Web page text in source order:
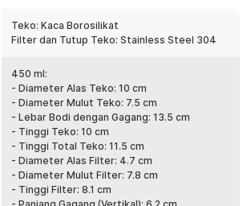
menjadikannya bukan hanya alat minum, tapi
kapasitas mulai dari 450 ml hingga 1.3 L, teko
untuk kebutuhan harian maupun saat
besar memungkinkan Anda menyeduh
tanpa harus bolak-balik mengisi ulang,
pas untuk penggunaan personal.
saringan terpisah. Teko teh ini
stainless steel 304 berkualitas tinggi
untuk menyaring daun teh, rempah, atau
Teko: Kaca Borosilikat
Filter dan Tutup Teko: Stainless Steel 304
450 ml:
- Diameter Alas Teko: 10 cm
- Diameter Mulut Teko: 7.5 cm
- Lebar Bodi dengan Gagang: 13.5 cm
- Tinggi Teko: 10 cm
- Tinggi Total Teko: 11.5 cm
- Diameter Alas Filter: 4.7 cm
- Diameter Mulut Filter: 7.8 cm
- Tinggi Filter: 8.1 cm